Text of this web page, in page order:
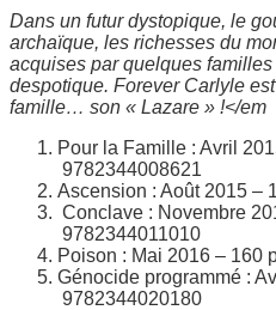
Dans un futur dystopique, le
archaïque, les richesses du
acquises par quelques
despotique. Forever Carlyle
famille… son « Lazare » !</em
Pour la Famille : Avril
9782344008621
Ascension : Août 2015 –
Conclave : Novembre
9782344011010
Poison : Mai 2016 – 160
Génocide programmé :
9782344020180